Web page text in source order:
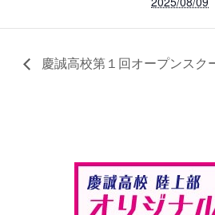
慶誠高校第１回オープンスク